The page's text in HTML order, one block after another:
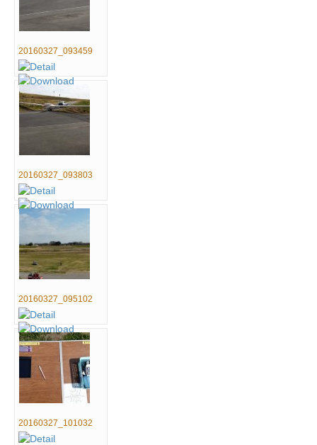
20160327_093459
20160327_093803
20160327_095102
20160327_101032